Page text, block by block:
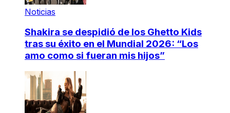
Noticias
Shakira se despidió de los Ghetto Kids
tras su éxito en el Mundial 2026: “Los
amo como si fueran mis hijos”